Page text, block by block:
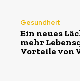
Gesundheit
Ein neues
mehr
Vorteile von